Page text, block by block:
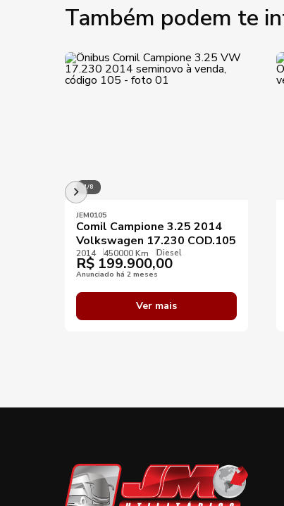
Também podem te
1/8
JEM0105
Comil Campione 3.25 2014
Volkswagen 17.230 COD.105
2014 450000 Km Diesel
R$ 199.900,00
Anunciado há 2 meses
Ver mais